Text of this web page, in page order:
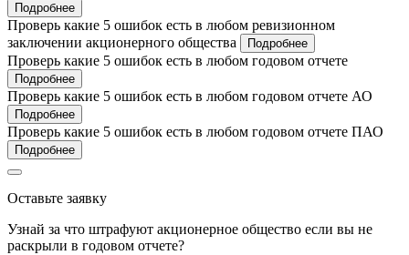
Подробнее
Проверь какие 5 ошибок есть в любом ревизионном
заключении акционерного общества
Подробнее
Проверь какие 5 ошибок есть в любом годовом отчете
Подробнее
Проверь какие 5 ошибок есть в любом годовом отчете АО
Подробнее
Проверь какие 5 ошибок есть в любом годовом отчете ПАО
Подробнее
Оставьте заявку
Узнай за что штрафуют акционерное общество если вы не
раскрыли в годовом отчете?